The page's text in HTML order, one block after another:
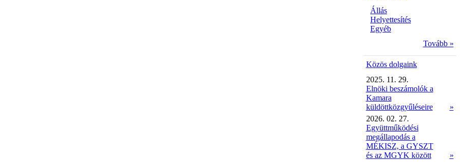
Állás
Helyettesítés
Egyéb
Tovább »
Közös dolgaink
2025. 11. 29.
Elnöki beszámolók a
Kamara
küldöttközgyűléseire
»
2026. 02. 27.
Együttműködési
megállapodás a
MÉKISZ, a GYSZT
és az MGYK között
»